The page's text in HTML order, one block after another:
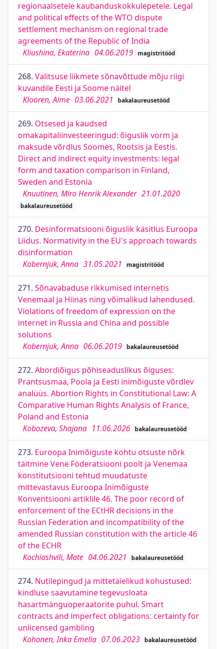
regionaalsetele kaubanduskokkulepetele. Legal
and political effects of the WTO dispute
settlement mechanism on regional trade
agreements of the Republic of India
Kliushina, Ekaterina 04.06.2019 magistritööd
268. Valitsuse liikmete sõnavõttude mõju riigi
kuvandile Eesti ja Soome näitel
Klooren, Aime 03.06.2021 bakalaureusetööd
269. Otsesed ja kaudsed
omakapitaliinvesteeringud: õiguslik vorm ja
maksude võrdlus Soomes, Rootsis ja Eestis.
Direct and indirect equity investments: legal
form and taxation comparison in Finland,
Sweden and Estonia
Knuutinen, Miro Henrik Alexander 21.01.2020
bakalaureusetööd
270. Desinformatsiooni õiguslik käsitlus Euroopa
Liidus. Normativity in the EU's approach towards
disinformation
Kobernjuk, Anna 31.05.2021 magistritööd
271. Sõnavabaduse rikkumised internetis
Venemaal ja Hiinas ning võimalikud lahendused.
Violations of freedom of expression on the
internet in Russia and China and possible
solutions
Kobernjuk, Anna 06.06.2019 bakalaureusetööd
272. Abordiõigus põhiseaduslikus õiguses:
Prantsusmaa, Poola ja Eesti inimõiguste võrdlev
analüüs. Abortion Rights in Constitutional Law: A
Comparative Human Rights Analysis of France,
Poland and Estonia
Kobozeva, Shajana 11.06.2026 bakalaureusetööd
273. Euroopa Inimõiguste kohtu otsuste nõrk
täitmine Vene Föderatsiooni poolt ja Venemaa
konstitutsiooni tehtud muudatuste
mittevastavus Euroopa Inimõiguste
Konventsiooni artiklile 46. The poor record of
enforcement of the ECtHR decisions in the
Russian Federation and incompatibility of the
amended Russian constitution with the article 46
of the ECHR
Kochiashvili, Mate 04.06.2021 bakalaureusetööd
274. Nutilepingud ja mittetäielikud kohustused:
kindluse saavutamine tegevusloata
hasartmänguoperaatorite puhul. Smart
contracts and imperfect obligations: certainty for
unlicensed gambling
Kohonen, Inka Emelia 07.06.2023 bakalaureusetööd